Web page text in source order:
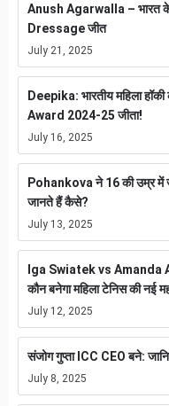
Anush Agarwalla – भारत के
Dressage जीत
July 21, 2025
Deepika: भारतीय महिला
Award 2024-25 जीता!
July 16, 2025
Pohankova ने 16 की उम्र
जानते हैं कैसे?
July 13, 2025
Iga Swiatek vs
कौन बनेगा महिला टेनिस की नई
July 12, 2025
संजोग गुप्ता ICC CEO बने:
July 8, 2025